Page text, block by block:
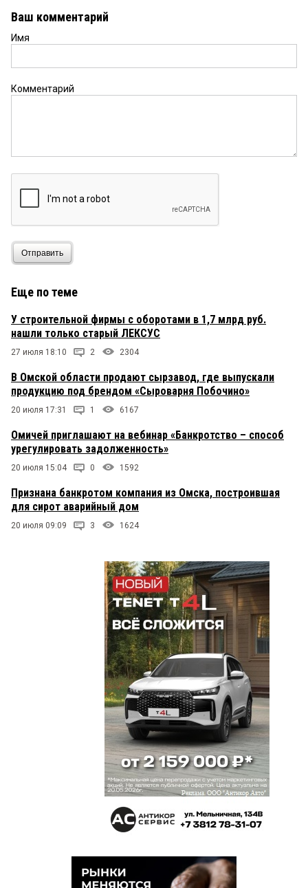
Ваш комментарий
Имя
Комментарий
Отправить
Еще по теме
У строительной фирмы с оборотами в 1,7 млрд руб.
нашли только старый ЛЕКСУС
27 июля 18:10 2 2304
В Омской области продают сырзавод, где выпускали
продукцию под брендом «Сыроварня Побочино»
20 июля 17:31 1 6167
Омичей приглашают на вебинар «Банкротство – способ
урегулировать задолженность»
20 июля 15:04 0 1592
Признана банкротом компания из Омска, построившая
для сирот аварийный дом
20 июля 09:09 3 1624